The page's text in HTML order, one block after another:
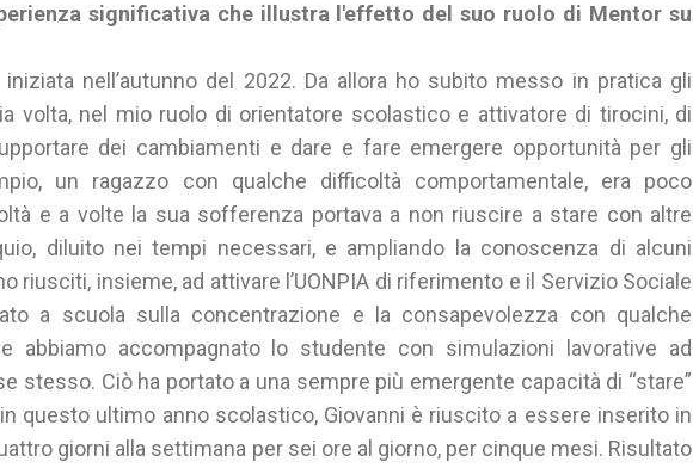
significativa che illustra l'effetto del suo ruolo di Mentor su
nell’autunno del 2022. Da allora ho subito messo in pratica gli
volta, nel mio ruolo di orientatore scolastico e attivatore di tirocini, di
dei cambiamenti e dare e fare emergere opportunità per gli
un ragazzo con qualche difficoltà comportamentale, era poco
e a volte la sua sofferenza portava a non riuscire a stare con altre
diluito nei tempi necessari, e ampliando la conoscenza di alcuni
riusciti, insieme, ad attivare l’UONPIA di riferimento e il Servizio Sociale
a scuola sulla concentrazione e la consapevolezza con qualche
abbiamo accompagnato lo studente con simulazioni lavorative ad
stesso. Ciò ha portato a una sempre più emergente capacità di “stare”
questo ultimo anno scolastico, Giovanni è riuscito a essere inserito in
giorni alla settimana per sei ore al giorno, per cinque mesi. Risultato